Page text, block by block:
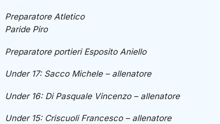
Preparatore Atletico
Paride Piro
Preparatore portieri Esposito Aniello
Under 17: Sacco Michele – allenatore
Under 16: Di Pasquale Vincenzo – allenatore
Under 15: Criscuoli Francesco – allenatore